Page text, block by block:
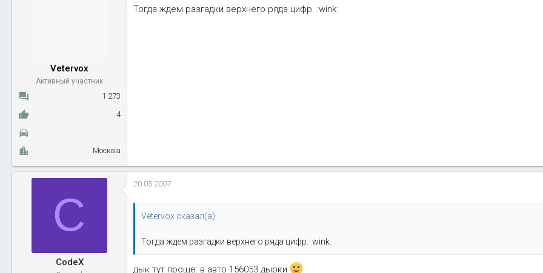
Vetervox
Активный участник
1 273
4
Москва
Тогда ждем разгадки верхнего ряда цифр. :wink:
C
CodeX
20.05.2007
Vetervox сказал(а):
Тогда ждем разгадки верхнего ряда цифр. :wink:
дык тут проще: в авто 156053 дырки